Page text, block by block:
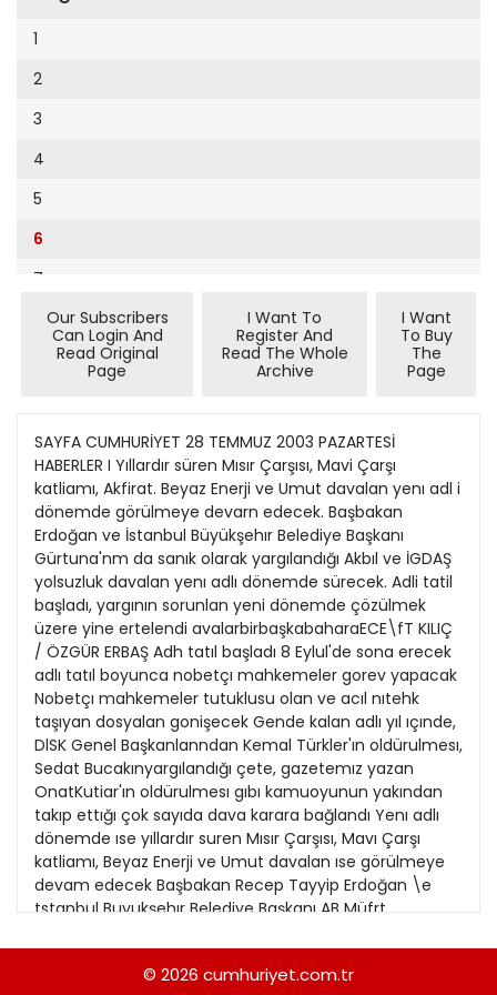
Cumhuriyet Sağlıklı Beslenme
Cumhuriyet Sokak
Cumhuriyet Spor
Cumhuriyet Strateji
Cumhuriyet Tarım
Cumhuriyet Yılbaşı
Çerçeve Eki
Dergi Eki
Ekonomi Eki
Evleniyoruz
Güney Dogu
Kitap Eki
Özel Ekler
Özel Okullar
Sevgililer Günü
Siyaset Eki
Sürdürülebilir yaşam
Turizm Eki
Yerel Yönetimler
1994
1991
1990
1989
1988
1987
1986
1985
1984
1983
1982
1981
1980
9
10
11
12
13
14
15
16
19
20
21
22
23
24
25
26
27
28
29
30
31
1
2
3
4
5
6
7
11
12
13
14
15
16
17
18
19
20
Our Subscribers
Can Login And
Read Original
Page
I Want To
Register And
Read The Whole
Archive
I Want
To Buy
The
Page
SAYFA CUMHURİYET 28 TEMMUZ 2003 PAZARTESİ
HABERLER I Yıllardır süren Mısır Çarşısı, Mavi Çarşı
katliamı, Akfirat. Beyaz Enerji ve Umut davalan yenı adl i
dönemde görülmeye devarn edecek. Başbakan
Erdoğan ve İstanbul Büyükşehır Belediye Başkanı
Gürtuna'nm da sanık olarak yargılandığı Akbıl ve İGDAŞ
yolsuzluk davalan yenı adlı dönemde sürecek. Adli tatil
başladı, yargının sorunlan yeni dönemde çözülmek
üzere yine ertelendi avalarbirbaşkabaharaECE\fT KILIÇ
/ ÖZGÜR ERBAŞ Adh tatıl başladı 8 Eylul'de sona erecek
adlı tatıl boyunca nobetçı mahkemeler gorev yapacak
Nobetçı mahkemeler tutuklusu olan ve acıl nıtehk
taşıyan dosyalan gonişecek Gende kalan adlı yıl ıçınde,
DlSK Genel Başkanlanndan Kemal Türkler'ın oldürulmesı,
Sedat Bucakınyargılandığı çete, gazetemız yazan
OnatKutiar'ın oldürulmesı gıbı kamuoyunun yakından
takıp ettığı çok sayıda dava karara bağlandı Yenı adlı
dönemde ıse yıllardır suren Mısır Çarşısı, Mavı Çarşı
katliamı, Beyaz Enerji ve Umut davalan ıse görülmeye
devam edecek Başbakan Recep Tayyip Erdoğan \e
tstanbul Buyukşehır Belediye Başkanı AB Müfrt
yolsuzluk davalan da yenı adh dönemde surecek
Bucak'ın çete davası 3 Kasım seçımlennde yenıden
© 2026 cumhuriyet.com.tr